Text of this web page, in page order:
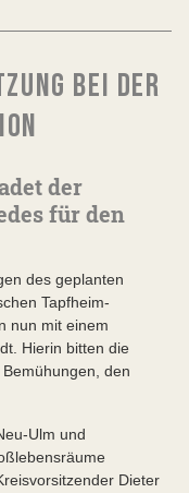
BEI DER
der
für den
des geplanten
Tapfheim-
nun mit einem
Hierin bitten die
den
Ulm und
Dieter